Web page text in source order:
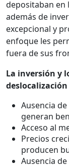
depositaban en
además de
excepcional y
enfoque les
fuera de sus
La inversión y
Ausencia
generan
Acceso al
Precios
producen
Ausencia